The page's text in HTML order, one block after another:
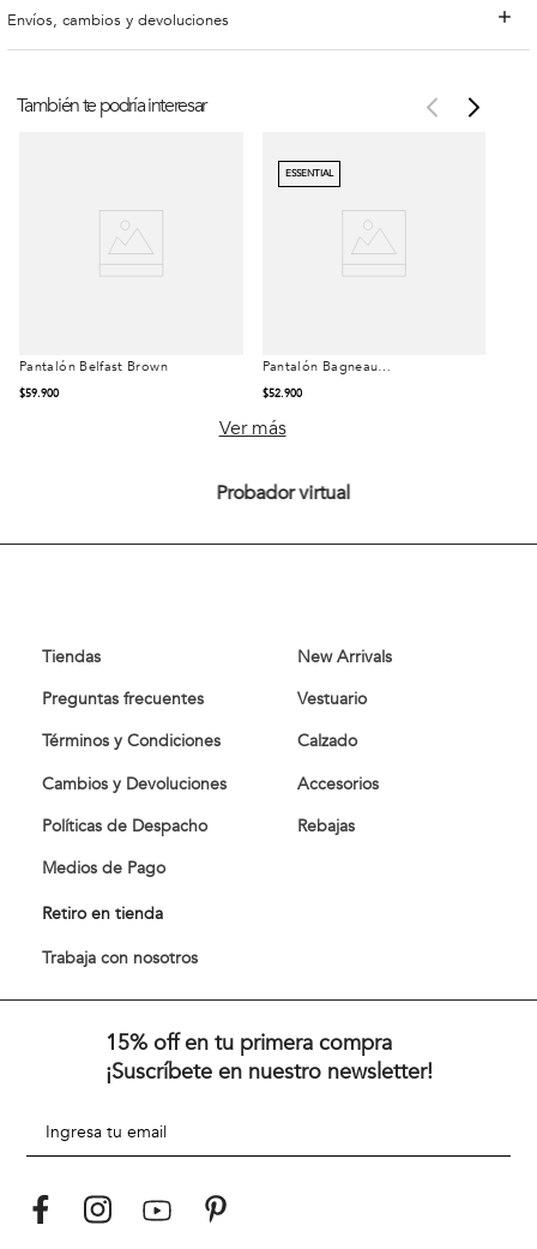
Envíos, cambios y devoluciones
También te podría interesar
Pantalón Belfast Brown
$59.900
Talla
ESSENTIAL
Pantalón Bagneaux
$52.900
Talla
Ver más
Probador virtual
Tiendas
Preguntas frecuentes
Términos y Condiciones
Cambios y Devoluciones
Políticas de Despacho
Medios de Pago
Retiro en tienda
Trabaja con nosotros
New Arrivals
Vestuario
Calzado
Accesorios
Rebajas
15% off en tu primera compra
¡Suscríbete en nuestro newsletter!